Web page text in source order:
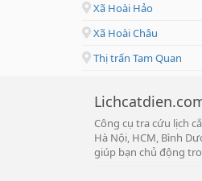
Xã Hoài Hảo
Xã Hoài Châu
Thị trấn Tam Quan
Công cụ tra cứu lịch
Hà Nội, HCM, Bình
giúp bạn chủ động